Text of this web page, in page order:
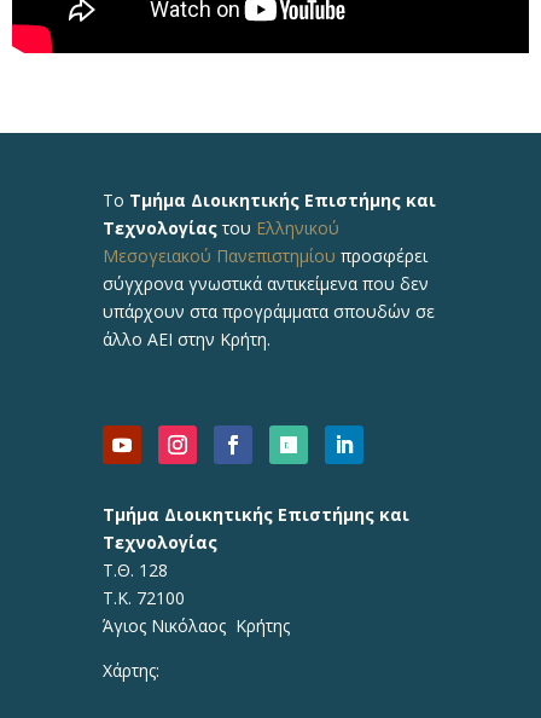
Το Τμήμα Διοικητικής Επιστήμης και
Τεχνολογίαςτου Ελληνικού
Μεσογειακού Πανεπιστημίου προσφέρει
σύγχρονα γνωστικά αντικείμενα που δεν
υπάρχουν στα προγράμματα σπουδών σε
άλλο ΑΕΙ στην Κρήτη.
Τμήμα Διοικητικής Επιστήμης και
Τεχνολογίας
Τ.Θ. 128
Τ.Κ. 72100
Άγιος Νικόλαος Κρήτης
Χάρτης: